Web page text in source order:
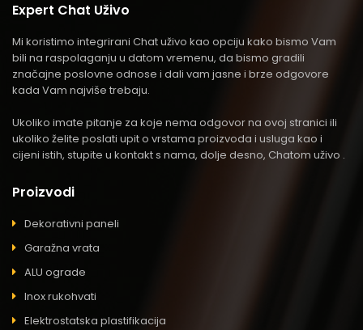
Expert Chat Uživo
Mi koristimo integrirani Chat uživo kao opciju kako bismo Vam
bili na raspolaganju u datom vremenu, da bismo gradili
značajne poslovne odnose i dali vam jasne i brze odgovore
kada Vam najviše trebaju.
Ukoliko imate pitanje za koje nema odgovor na ovoj stranici ili
ukoliko želite poslati upit o vrstama proizvoda i usluga kao i
cijeni istih, stupite u kontakt s nama, dolje desno, Chatom uživo .
Proizvodi
Dekorativni paneli
Garažna vrata
ALU ograde
Inox rukohvati
Elektrostatska plastifikacija